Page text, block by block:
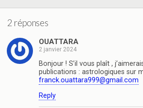
2 réponses
OUATTARA
2 janvier 2024
Bonjour ! S’il vous plaît ,
publications : astrologiques sur
franck.ouattara999@gmail.com
Reply